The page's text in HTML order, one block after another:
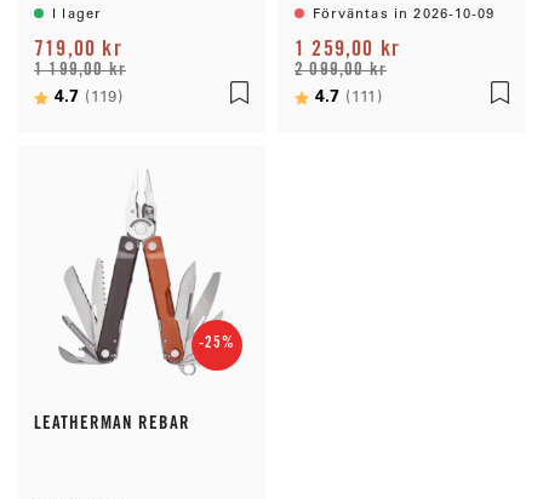
I lager
719,00 kr
1 199,00 kr
Betyg:
4.7 (119) utav 5 stjärnor
Förväntas in 2026-10-09
1 259,00 kr
2 099,00 kr
Betyg:
4.7 (111) utav 5 stjärnor
-25%
LEATHERMAN REBAR